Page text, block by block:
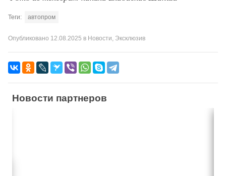
Теги: автопром
Опубликовано 12.08.2025 в Новости Эксклюзив
Новости партнеров